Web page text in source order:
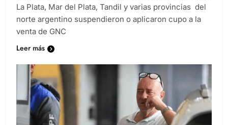
La Plata, Mar del Plata, Tandil y varias provincias del
norte argentino suspendieron o aplicaron cupo a la
venta de GNC
Leer más